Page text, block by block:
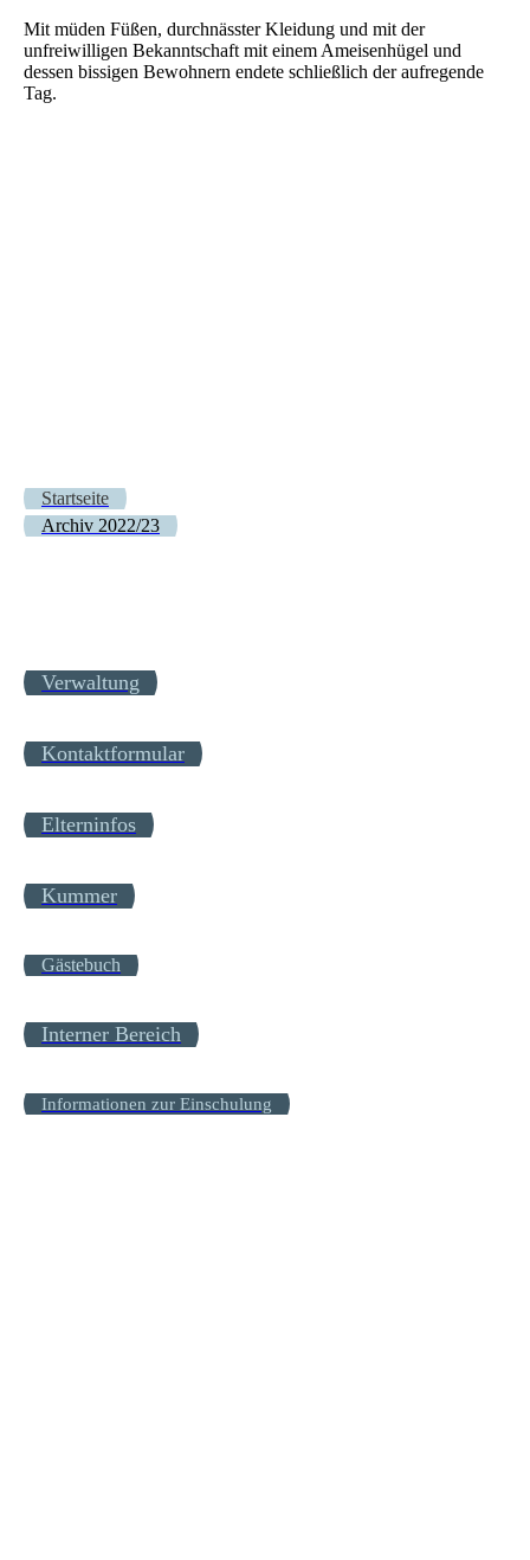
Mit müden Füßen, durchnässter Kleidung und mit der
unfreiwilligen Bekanntschaft mit einem Ameisenhügel und
dessen bissigen Bewohnern endete schließlich der aufregende
Tag.
Startseite
Archiv 2022/23
Verwaltung
Kontaktformular
Elterninfos
Kummer
Gästebuch
Interner Bereich
Informationen zur Einschulung